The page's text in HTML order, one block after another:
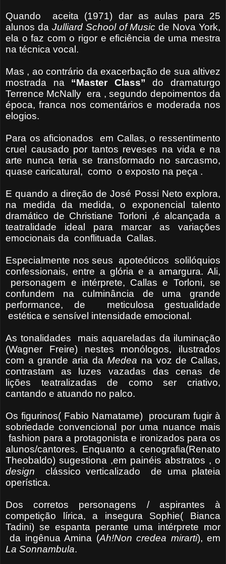
Quando aceita (1971) dar as aulas para 25
alunos da Julliard School of Music de Nova York,
ela o faz com o rigor e eficiência de uma mestra
na técnica vocal.
Mas , ao contrário da exacerbação de sua altivez
mostrada na “Master Class” do dramaturgo
Terrence McNally era , segundo depoimentos da
época, franca nos comentários e moderada nos
elogios.
Para os aficionados em Callas, o ressentimento
cruel causado por tantos reveses na vida e na
arte nunca teria se transformado no sarcasmo,
quase caricatural, como o exposto na peça .
E quando a direção de José Possi Neto explora,
na medida da medida, o exponencial talento
dramático de Christiane Torloni ,é alcançada a
teatralidade ideal para marcar as variações
emocionais da conflituada Callas.
Especialmente nos seus apoteóticos solilóquios
confessionais, entre a glória e a amargura. Ali,
personagem e intérprete, Callas e Torloni, se
confundem na culminância de uma grande
performance, de meticulosa gestualidade
estética e sensível intensidade emocional.
As tonalidades mais aquareladas da iluminação
(Wagner Freire) nestes monólogos, ilustrados
com a grande aria daMedea na voz de Callas,
contrastam as luzes vazadas das cenas de
lições teatralizadas de como ser criativo,
cantando e atuando no palco.
Os figurinos( Fabio Namatame) procuram fugir à
sobriedade convencional por uma nuance mais
fashion para a protagonista e ironizados para os
alunos/cantores. Enquanto a cenografia(Renato
Theobaldo) sugestiona ,em painéis abstratos , o
design
clássico verticalizado de uma plateia
operística.
Dos corretos personagens / aspirantes à
competição lírica, a insegura Sophie( Bianca
Tadini) se espanta perante uma intérprete mor
da ingênua Amina (Ah!Non credea mirarti), em
La Sonnambula.